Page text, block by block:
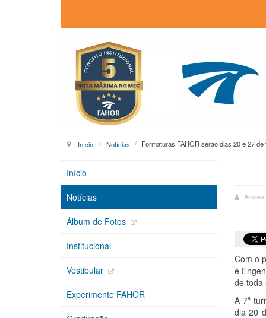
Início Notícias Formaturas FAHOR serão dias 20 e 27 de
Com o
e
de toda
A 7ª
dia 20
Início
Notícias
Álbum de Fotos
Institucional
Vestibular
Experimente FAHOR